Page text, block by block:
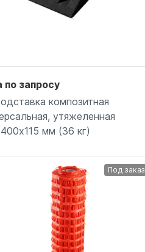
Подробнее
по запросу
композитная
утяжеленная
мм (36 кг)
Под заказ